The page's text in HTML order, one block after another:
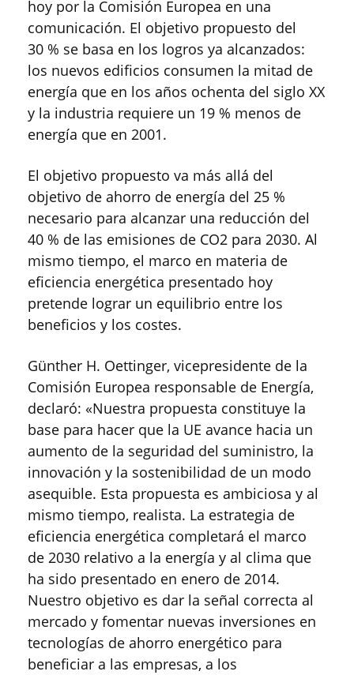
hoy por la Comisión Europea en una
comunicación. El objetivo propuesto del
30 % se basa en los logros ya alcanzados:
los nuevos edificios consumen la mitad de
energía que en los años ochenta del siglo XX
y la industria requiere un 19 % menos de
energía que en 2001.
El objetivo propuesto va más allá del
objetivo de ahorro de energía del 25 %
necesario para alcanzar una reducción del
40 % de las emisiones de CO2 para 2030. Al
mismo tiempo, el marco en materia de
eficiencia energética presentado hoy
pretende lograr un equilibrio entre los
beneficios y los costes.
Günther H. Oettinger, vicepresidente de la
Comisión Europea responsable de Energía,
declaró: «Nuestra propuesta constituye la
base para hacer que la UE avance hacia un
aumento de la seguridad del suministro, la
innovación y la sostenibilidad de un modo
asequible. Esta propuesta es ambiciosa y al
mismo tiempo, realista. La estrategia de
eficiencia energética completará el marco
de 2030 relativo a la energía y al clima que
ha sido presentado en enero de 2014.
Nuestro objetivo es dar la señal correcta al
mercado y fomentar nuevas inversiones en
tecnologías de ahorro energético para
beneficiar a las empresas, a los